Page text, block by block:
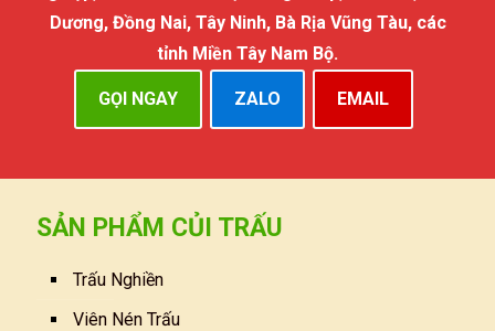
Dương, Đồng Nai, Tây Ninh, Bà Rịa Vũng Tàu, các
tỉnh Miền Tây Nam Bộ.
GỌI NGAY ZALO EMAIL
SẢN PHẨM CỦI TRẤU
Trấu Nghiền
Viên Nén Trấu